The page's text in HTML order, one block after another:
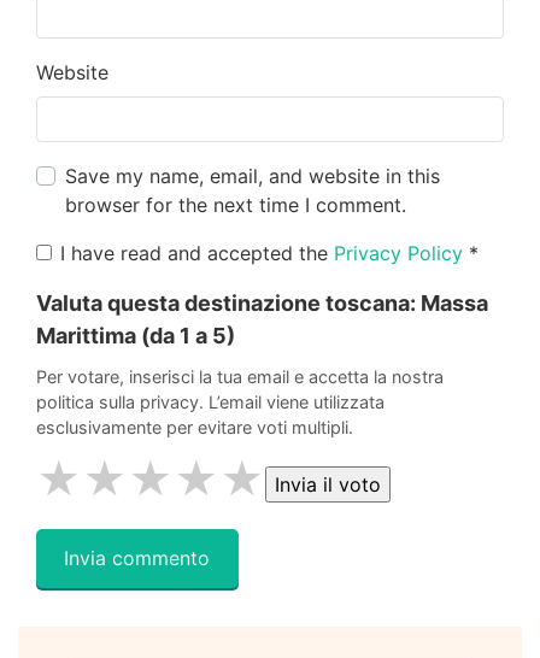
Website
Save my name, email, and website in this
browser for the next time I comment.
I have read and accepted the Privacy Policy *
Valuta questa destinazione toscana: Massa
Marittima (da 1 a 5)
Per votare, inserisci la tua email e accetta la nostra
politica sulla privacy. L’email viene utilizzata
esclusivamente per evitare voti multipli.
★
★
★
★
★